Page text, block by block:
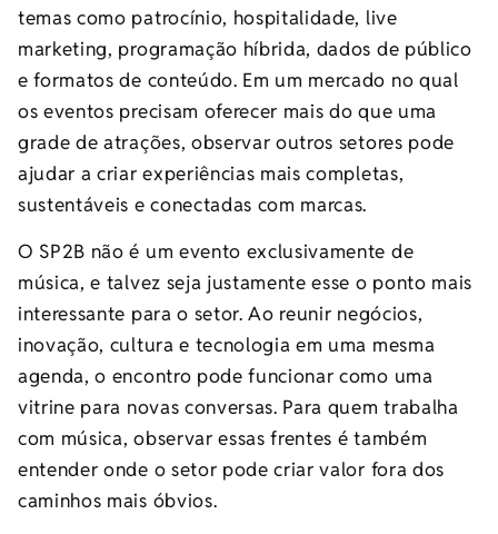
temas como patrocínio, hospitalidade, live
marketing, programação híbrida, dados de público
e formatos de conteúdo. Em um mercado no qual
os eventos precisam oferecer mais do que uma
grade de atrações, observar outros setores pode
ajudar a criar experiências mais completas,
sustentáveis e conectadas com marcas.
O SP2B não é um evento exclusivamente de
música, e talvez seja justamente esse o ponto mais
interessante para o setor. Ao reunir negócios,
inovação, cultura e tecnologia em uma mesma
agenda, o encontro pode funcionar como uma
vitrine para novas conversas. Para quem trabalha
com música, observar essas frentes é também
entender onde o setor pode criar valor fora dos
caminhos mais óbvios.